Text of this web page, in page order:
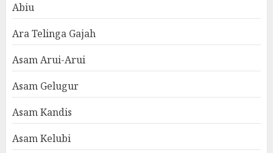
Abiu
Ara Telinga Gajah
Asam Arui-Arui
Asam Gelugur
Asam Kandis
Asam Kelubi